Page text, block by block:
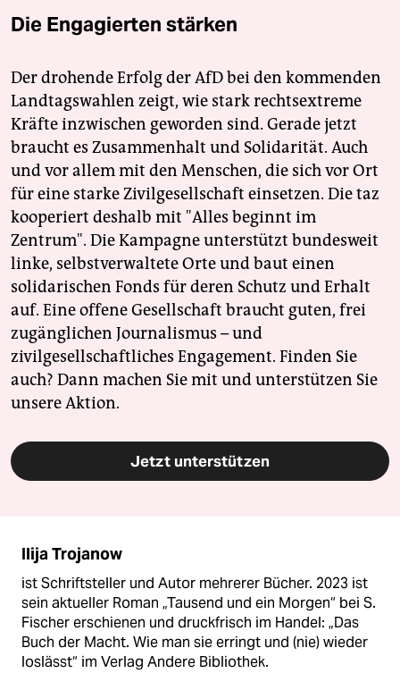
Die Engagierten stärken
Der drohende Erfolg der AfD bei den kommenden
Landtagswahlen zeigt, wie stark rechtsextreme
Kräfte inzwischen geworden sind. Gerade jetzt
braucht es Zusammenhalt und Solidarität. Auch
und vor allem mit den Menschen, die sich vor Ort
für eine starke Zivilgesellschaft einsetzen. Die taz
kooperiert deshalb mit "Alles beginnt im
Zentrum". Die Kampagne unterstützt bundesweit
linke, selbstverwaltete Orte und baut einen
solidarischen Fonds für deren Schutz und Erhalt
auf. Eine offene Gesellschaft braucht guten, frei
zugänglichen Journalismus – und
zivilgesellschaftliches Engagement. Finden Sie
auch? Dann machen Sie mit und unterstützen Sie
unsere Aktion.
Jetzt unterstützen
Ilija Trojanow
ist Schriftsteller und Autor mehrerer Bücher. 2023 ist
sein aktueller Roman „Tausend und ein Morgen“ bei S.
Fischer erschienen und druckfrisch im Handel: „Das
Buch der Macht. Wie man sie erringt und (nie) wieder
loslässt“ im Verlag Andere Bibliothek.